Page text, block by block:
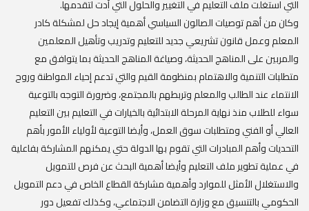
التي استغلت ملف التعليم في التغيير والحلول التي أدت لتقدمها.
‏‎وكان من أهم توصيات الصالون السياسي أهمية إيجاد حل لمشكلة كادر
المعلم وعمل قانون تشريعي جديد للتعليم وتدريب وتأهيل المعلمين
والمربين على المناهج الحديثة، وصياغة المناهج الحديثة بما يتوافق مع
متطلبات التنمية والاهتمام بمنظومة القيم والتي تدعم إحياء المواطنة وروح
الانتماء عند الطالب والمعلم وتربطهم بالمجتمع، وضرورة التوجه بالتوعية
سواء للطلاب منذ نهاية المرحلة الابتدائية بالخيارات في التعليم بين التعليم
العالي أو الفني ومتطلبات سوق العمل، وأيضا التوعية لأولياء الأمور بأهم
التحديات وأهم المبادرات التي تقوم بها الدولة حتي يمكنهم المشاركة بفاعلية
في عملية تطوير ملف التعليم وأيضا أهمية البحث عن فرص للتمويل
والاستغلال الأمثل للموارد وأهمية مشاركة القطاع الخاص في دعم التمويل
الحكومي بالتنسيق مع وزارة التضامن الاجتماعي، وكذلك تفعيل دور